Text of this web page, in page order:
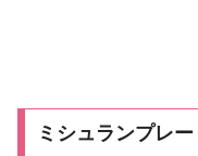
ミシュランプレ